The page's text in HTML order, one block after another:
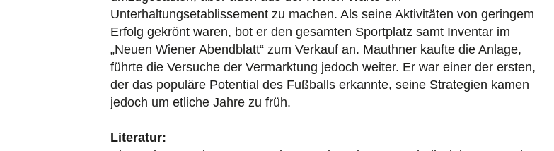
Unterhaltungsetablissement zu machen. Als seine Aktivitäten von geringem
Erfolg gekrönt waren, bot er den gesamten Sportplatz samt Inventar im
„Neuen Wiener Abendblatt“ zum Verkauf an. Mauthner kaufte die Anlage,
führte die Versuche der Vermarktung jedoch weiter. Er war einer der ersten,
der das populäre Potential des Fußballs erkannte, seine Strategien kamen
jedoch um etliche Jahre zu früh.
Literatur: